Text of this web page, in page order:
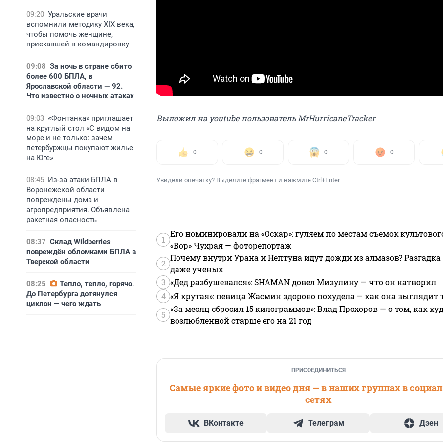
09:20 Уральские врачи
вспомнили методику XIX века,
чтобы помочь женщине,
приехавшей в командировку
09:08 За ночь в стране сбито
более 600 БПЛА, в
Ярославской области — 92.
Что известно о ночных атаках
09:03 «Фонтанка» приглашает
на круглый стол «С видом на
море и не только: зачем
петербуржцы покупают жилье
на Юге»
08:45 Из-за атаки БПЛА в
Воронежской области
повреждены дома и
агропредприятия. Объявлена
ракетная опасность
08:37 Склад Wildberries
повреждён обломками БПЛА в
Тверской области
08:25
Тепло, тепло, горячо.
До Петербурга дотянулся
циклон — чего ждать
Выложил на youtube пользователь MrHurricaneTracker
0 0 0 0
Увидели опечатку? Выделите фрагмент и нажмите Ctrl+Enter
1
Его номинировали на «Оскар»: гуляем по местам съемок
«Вор» Чухрая — фоторепортаж
2
Почему внутри Урана и Нептуна идут дожди из алмазов?
даже ученых
3 «Дед разбушевался»: SHAMAN довел Мизулину — что он натворил
4 «Я крутая»: певица Жасмин здорово похудела — как она выглядит
5
«За месяц сбросил 15 килограммов»: Влад Прохоров — о том, как
возлюбленной старше его на 21 год
ПРИСОЕДИНИТЬСЯ
Самые яркие фото и видео дня — в наших группах в
сетях
ВКонтакте Телеграм Дзен